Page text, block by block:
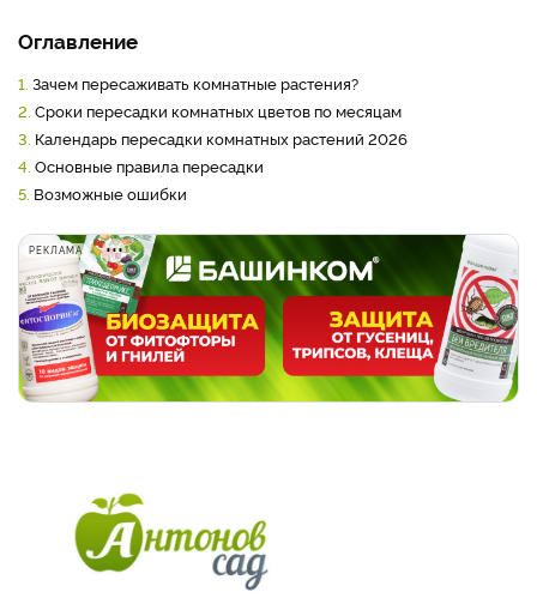
Оглавление
1. Зачем пересаживать комнатные растения?
2. Сроки пересадки комнатных цветов по месяцам
3. Календарь пересадки комнатных растений 2026
4. Основные правила пересадки
5. Возможные ошибки
РЕКЛАМА